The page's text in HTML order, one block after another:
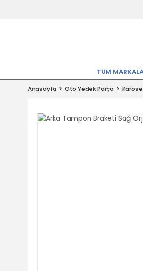
Tıkla Al,
TÜM
Anasayfa Oto Yedek Parça